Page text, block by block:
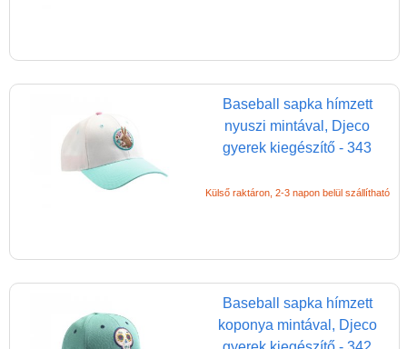
Baseball sapka hímzett
nyuszi mintával, Djeco
gyerek kiegészítő - 343
Külső raktáron, 2-3 napon belül szállítható
Baseball sapka hímzett
koponya mintával, Djeco